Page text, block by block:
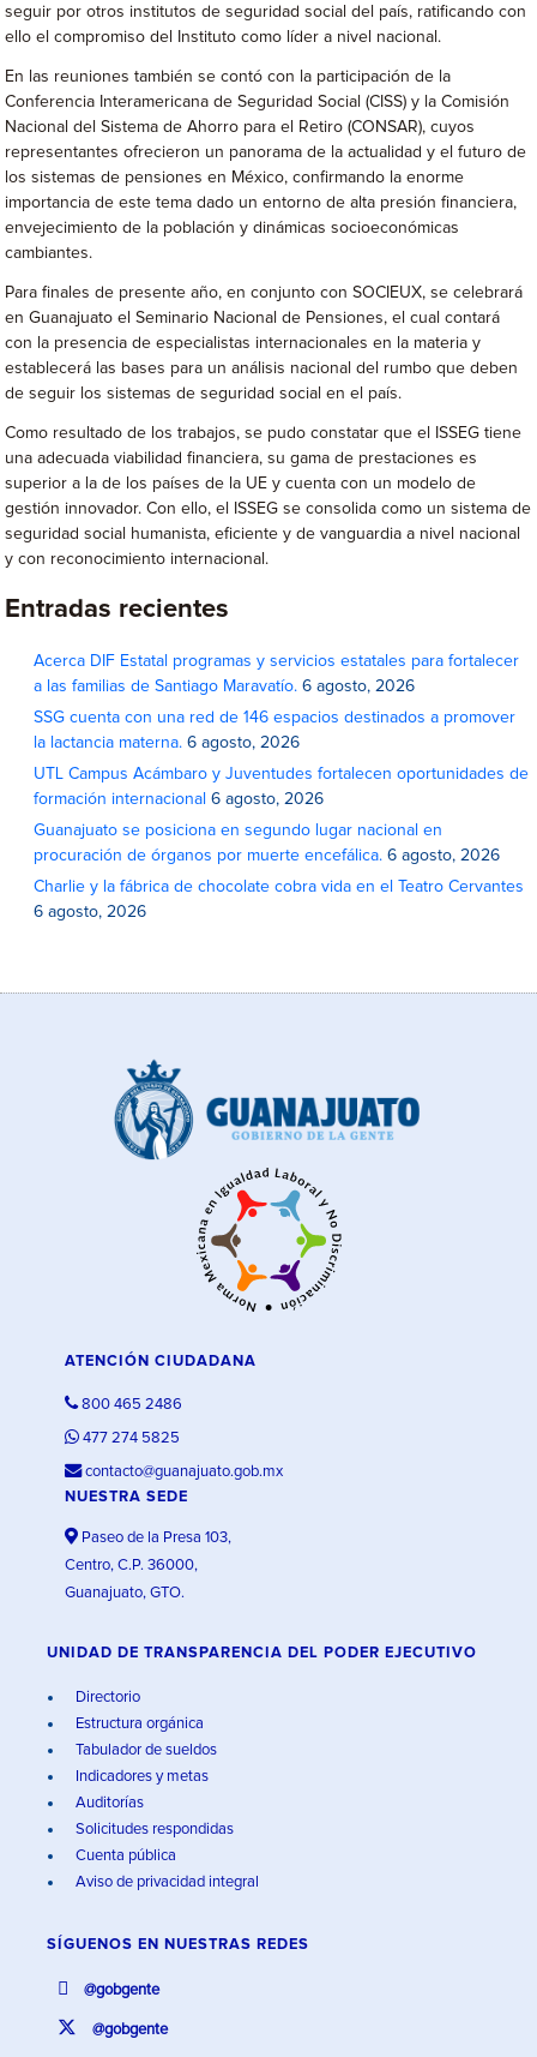
seguir por otros institutos de seguridad social del país, ratificando con
ello el compromiso del Instituto como líder a nivel nacional.
En las reuniones también se contó con la participación de la
Conferencia Interamericana de Seguridad Social (CISS) y la Comisión
Nacional del Sistema de Ahorro para el Retiro (CONSAR), cuyos
representantes ofrecieron un panorama de la actualidad y el futuro de
los sistemas de pensiones en México, confirmando la enorme
importancia de este tema dado un entorno de alta presión financiera,
envejecimiento de la población y dinámicas socioeconómicas
cambiantes.
Para finales de presente año, en conjunto con SOCIEUX, se celebrará
en Guanajuato el Seminario Nacional de Pensiones, el cual contará
con la presencia de especialistas internacionales en la materia y
establecerá las bases para un análisis nacional del rumbo que deben
de seguir los sistemas de seguridad social en el país.
Como resultado de los trabajos, se pudo constatar que el ISSEG tiene
una adecuada viabilidad financiera, su gama de prestaciones es
superior a la de los países de la UE y cuenta con un modelo de
gestión innovador. Con ello, el ISSEG se consolida como un sistema de
seguridad social humanista, eficiente y de vanguardia a nivel nacional
y con reconocimiento internacional.
Entradas recientes
Acerca DIF Estatal programas y servicios estatales para fortalecer
a las familias de Santiago Maravatío. 6 agosto, 2026
SSG cuenta con una red de 146 espacios destinados a promover
la lactancia materna. 6 agosto, 2026
UTL Campus Acámbaro y Juventudes fortalecen oportunidades de
formación internacional 6 agosto, 2026
Guanajuato se posiciona en segundo lugar nacional en
procuración de órganos por muerte encefálica. 6 agosto, 2026
Charlie y la fábrica de chocolate cobra vida en el Teatro Cervantes
6 agosto, 2026
ATENCIÓN CIUDADANA
800 465 2486
477 274 5825
contacto@guanajuato.gob.mx
NUESTRA SEDE
Paseo de la Presa 103,
Centro, C.P. 36000,
Guanajuato, GTO.
UNIDAD DE TRANSPARENCIA DEL PODER EJECUTIVO
Directorio
Estructura orgánica
Tabulador de sueldos
Indicadores y metas
Auditorías
Solicitudes respondidas
Cuenta pública
Aviso de privacidad integral
SÍGUENOS EN NUESTRAS REDES
@gobgente
@gobgente